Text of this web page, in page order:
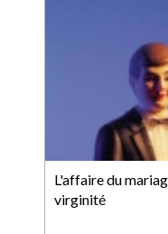
L'affaire du
virginité